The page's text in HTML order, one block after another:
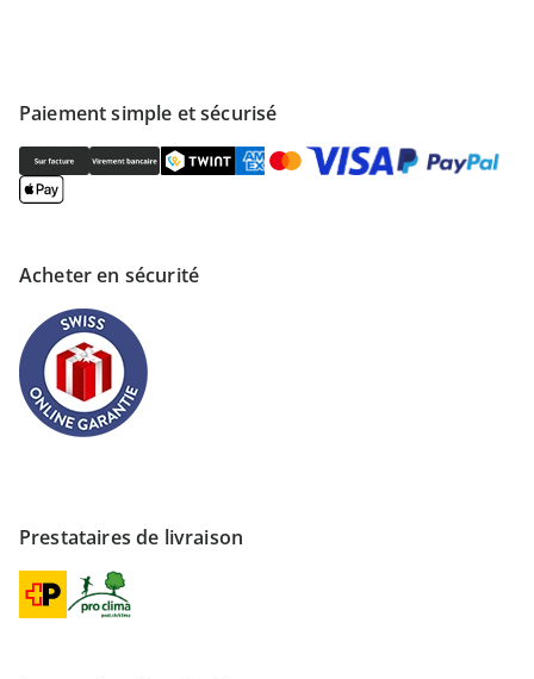
Paiement simple et sécurisé
Acheter en sécurité
Prestataires de livraison